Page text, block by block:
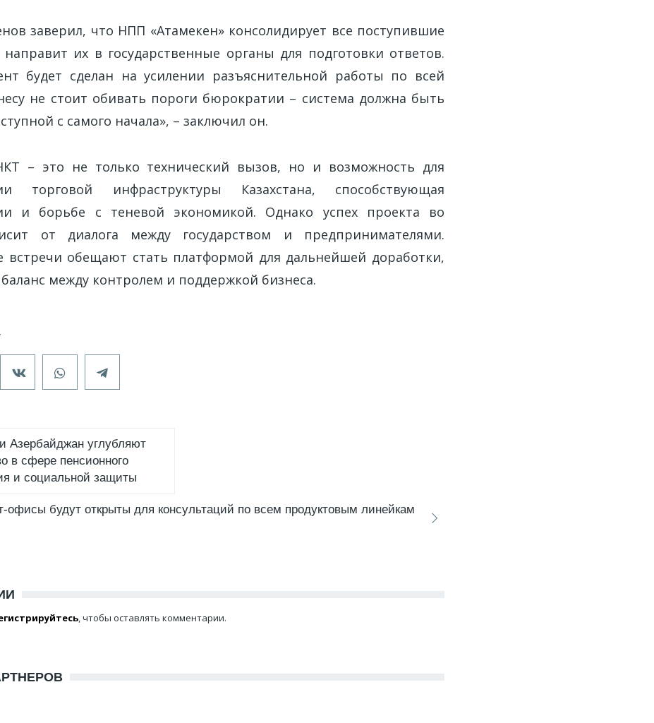
заверил, что НПП «Атамекен» консолидирует все поступившие
их в государственные органы для подготовки ответов.
будет сделан на усилении разъяснительной работы по всей
не стоит обивать пороги бюрократии – система должна быть
с самого начала», – заключил он.
– это не только технический вызов, но и возможность для
торговой инфраструктуры Казахстана, способствующая
и борьбе с теневой экономикой. Однако успех проекта во
от диалога между государством и предпринимателями.
встречи обещают стать платформой для дальнейшей доработки,
между контролем и поддержкой бизнеса.
Азербайджан углубляют
в сфере пенсионного
и социальной защиты
офисы будут открыты для консультаций по всем продуктовым линейкам
, чтобы оставлять комментарии.